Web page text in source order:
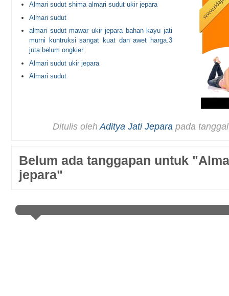
Almari sudut shima almari sudut ukir jepara
Almari sudut
almari sudut mawar ukir jepara bahan kayu jati
murni kuntruksi sangat kuat dan awet harga.3
juta belum ongkier
Almari sudut ukir jepara
Almari sudut
Ditulis olehAditya Jati Jepara pada
Belum ada tanggapan untuk
jepara"